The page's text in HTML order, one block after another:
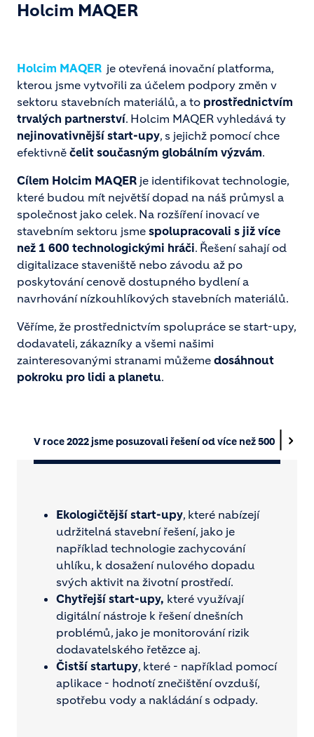
Holcim MAQER
Holcim MAQER je otevřená inovační platforma,
kterou jsme vytvořili za účelem podpory změn v
sektoru stavebních materiálů, a to prostřednictvím
trvalých partnerství. Holcim MAQER vyhledává ty
nejinovativnější start-upy, s jejichž pomocí chce
efektivně čelit současným globálním výzvám.
Cílem Holcim MAQER je identifikovat technologie,
které budou mít největší dopad na náš průmysl a
společnost jako celek. Na rozšíření inovací ve
stavebním sektoru jsme spolupracovali s již více
než 1 600 technologickými hráči. Řešení sahají od
digitalizace staveniště nebo závodu až po
poskytování cenově dostupného bydlení a
navrhování nízkouhlíkových stavebních materiálů.
Věříme, že prostřednictvím spolupráce se start-upy,
dodavateli, zákazníky a všemi našimi
zainteresovanými stranami můžeme dosáhnout
pokroku pro lidi a planetu.
V roce 2022 jsme posuzovali řešení od více než 500 start-
Ekologičtější start-upy, které nabízejí
udržitelná stavební řešení, jako je
například technologie zachycování
uhlíku, k dosažení nulového dopadu
svých aktivit na životní prostředí.
Chytřejší start-upy, které využívají
digitální nástroje k řešení dnešních
problémů, jako je monitorování rizik
dodavatelského řetězce aj.
Čistší startupy, které - například pomocí
aplikace - hodnotí znečištění ovzduší,
spotřebu vody a nakládání s odpady.